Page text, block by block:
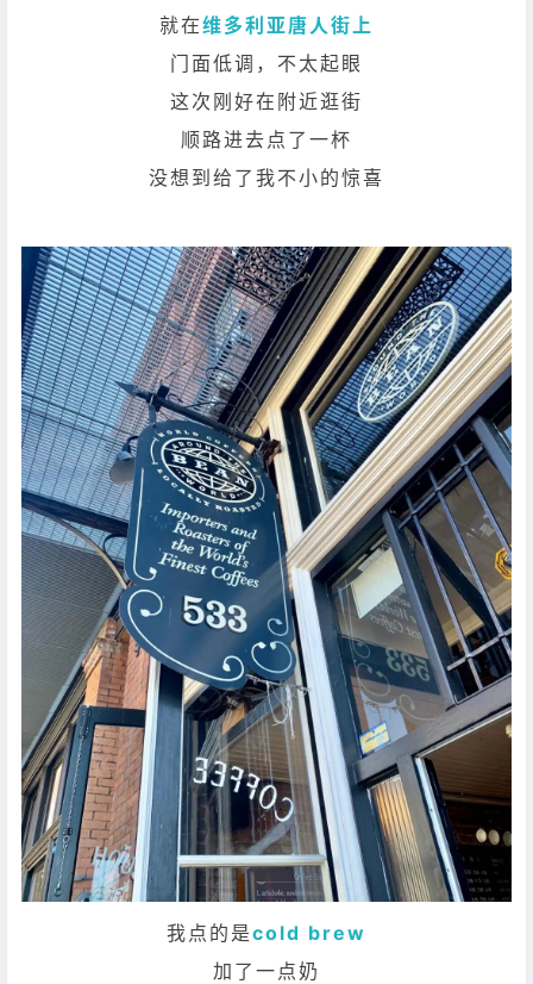
就在维多利亚唐人街上
门面低调，不太起眼
这次刚好在附近逛街
顺路进去点了一杯
没想到给了我不小的惊喜
我点的是cold brew
加了一点奶